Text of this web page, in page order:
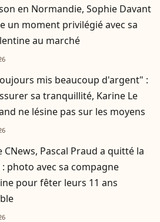
en Normandie, Sophie Davant
un moment privilégié avec sa
au marché
mis beaucoup d'argent" :
sa tranquillité, Karine Le
ne lésine pas sur les moyens
CNews, Pascal Praud a quitté la
: photo avec sa compagne
pour fêter leurs 11 ans